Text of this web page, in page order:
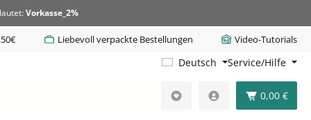
Vorkasse_2%
Liebevoll verpackte Bestellungen Video-Tutorials
Deutsch Service/Hilfe
0,00 €